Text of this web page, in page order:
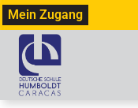
Mein Zugang